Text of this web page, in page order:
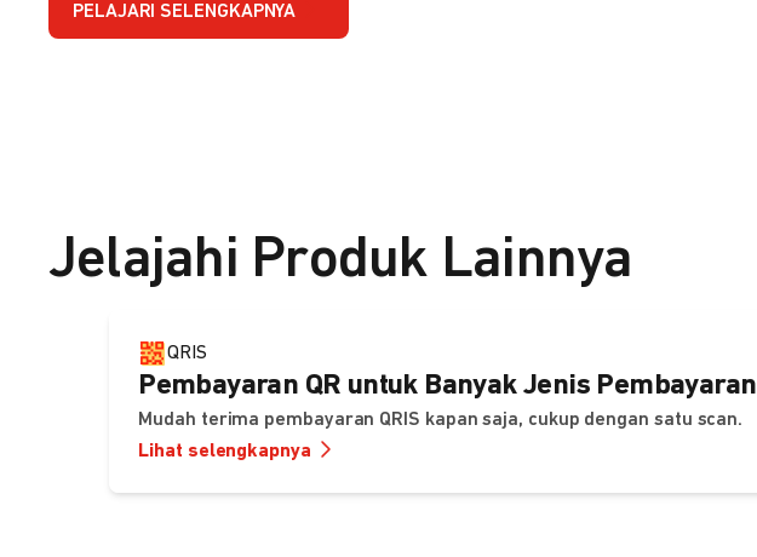
PELAJARI SELENGKAPNYA
Jelajahi Produk Lainnya
QRIS
Pembayaran QR untuk Banyak Jenis Pembayaran
Mudah terima pembayaran QRIS kapan saja, cukup dengan satu scan.
Lihat selengkapnya